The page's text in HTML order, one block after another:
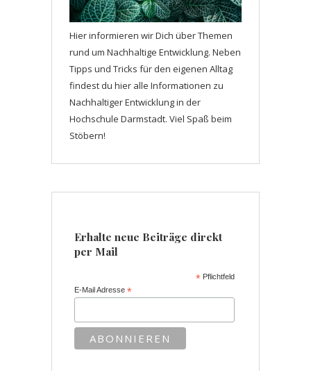
Hier informieren wir Dich über Themen
rund um Nachhaltige Entwicklung. Neben
Tipps und Tricks für den eigenen Alltag
findest du hier alle Informationen zu
Nachhaltiger Entwicklung in der
Hochschule Darmstadt. Viel Spaß beim
Stöbern!
Erhalte neue Beiträge direkt
per Mail
* Pflichtfeld
E-Mail Adresse*